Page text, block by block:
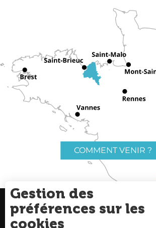
COMMENT VENIR ?
Charte du voyageur
Gestion des
préférences sur les
cookies